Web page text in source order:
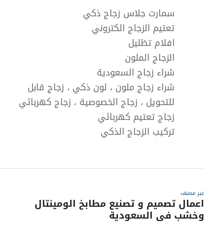
سمارت جلاس زجاج ذكي
تعتيم الزجاج الكتروني
افلام تظليل
الزجاج الملون
شراء زجاج السعودية
شراء زجاج ملون ، لون ذكي ، زجاج قابل
للتحويل ، زجاج الخصوصية ، زجاج كهربائي
زجاج تعتيم كهربائي
تركيب الزجاج الذكي
غير مصنف
اعمال تصميم و تصنيع مطابخ الومينتال
وخشب فى السعودية